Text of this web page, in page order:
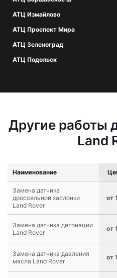
АТЦ Измайлово
АТЦ Проспект Мира
АТЦ Зеленоград
АТЦ Подольск
Другие работы
Land
Наименование
Замена датчика
дроссельной заслонки
Land Rover
от
Замена датчика детонации
Land Rover
от
Замена датчика давления
масла Land Rover
от